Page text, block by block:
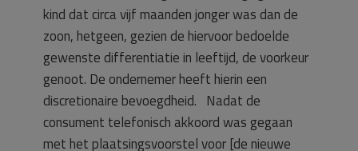
kind dat circa vijf maanden jonger was dan de
zoon, hetgeen, gezien de hiervoor bedoelde
gewenste differentiatie in leeftijd, de voorkeur
genoot. De ondernemer heeft hierin een
discretionaire bevoegdheid. Nadat de
consument telefonisch akkoord was gegaan
met het plaatsingsvoorstel voor [de nieuwe